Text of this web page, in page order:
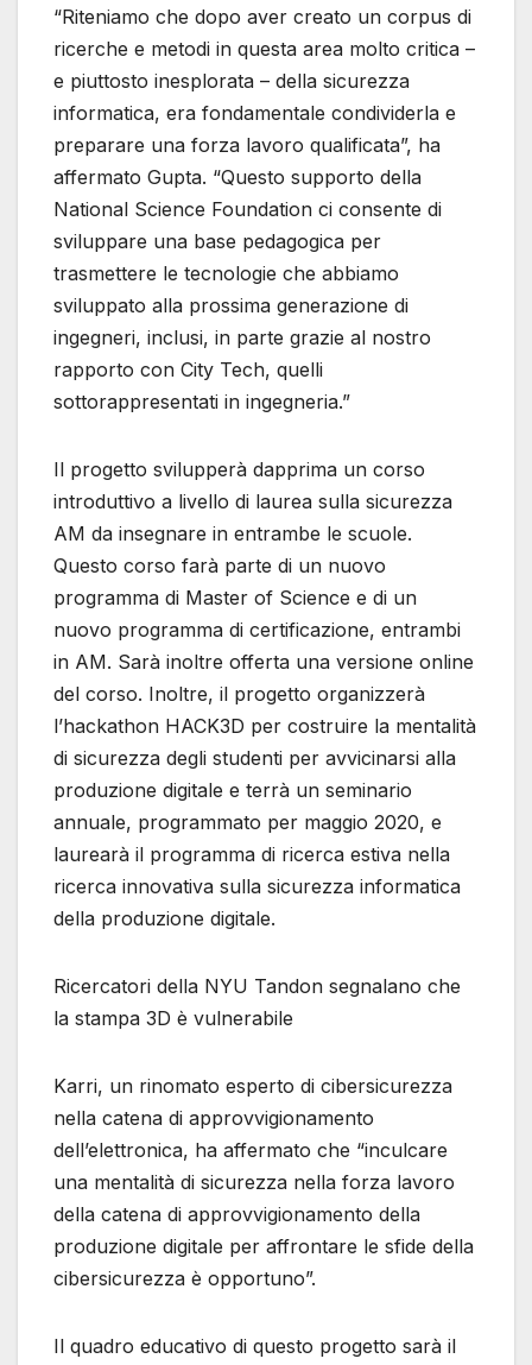
“Riteniamo che dopo aver creato un corpus di
ricerche e metodi in questa area molto critica –
e piuttosto inesplorata – della sicurezza
informatica, era fondamentale condividerla e
preparare una forza lavoro qualificata”, ha
affermato Gupta. “Questo supporto della
National Science Foundation ci consente di
sviluppare una base pedagogica per
trasmettere le tecnologie che abbiamo
sviluppato alla prossima generazione di
ingegneri, inclusi, in parte grazie al nostro
rapporto con City Tech, quelli
sottorappresentati in ingegneria.”
Il progetto svilupperà dapprima un corso
introduttivo a livello di laurea sulla sicurezza
AM da insegnare in entrambe le scuole.
Questo corso farà parte di un nuovo
programma di Master of Science e di un
nuovo programma di certificazione, entrambi
in AM. Sarà inoltre offerta una versione online
del corso. Inoltre, il progetto organizzerà
l’hackathon HACK3D per costruire la mentalità
di sicurezza degli studenti per avvicinarsi alla
produzione digitale e terrà un seminario
annuale, programmato per maggio 2020, e
laurearà il programma di ricerca estiva nella
ricerca innovativa sulla sicurezza informatica
della produzione digitale.
Ricercatori della NYU Tandon segnalano che
la stampa 3D è vulnerabile
Karri, un rinomato esperto di cibersicurezza
nella catena di approvvigionamento
dell’elettronica, ha affermato che “inculcare
una mentalità di sicurezza nella forza lavoro
della catena di approvvigionamento della
produzione digitale per affrontare le sfide della
cibersicurezza è opportuno”.
Il quadro educativo di questo progetto sarà il